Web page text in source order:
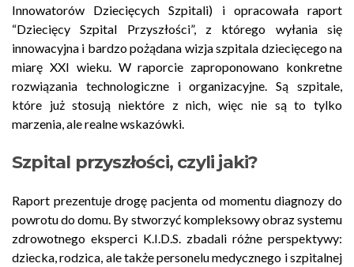
Innowatorów Dziecięcych Szpitali) i opracowała raport
“Dziecięcy Szpital Przyszłości”, z którego wyłania się
innowacyjna i bardzo pożądana wizja szpitala dziecięcego na
miarę XXI wieku. W raporcie zaproponowano konkretne
rozwiązania technologiczne i organizacyjne. Są szpitale,
które już stosują niektóre z nich, więc nie są to tylko
marzenia, ale realne wskazówki.
Szpital przyszłości, czyli jaki?
Raport prezentuje drogę pacjenta od momentu diagnozy do
powrotu do domu. By stworzyć kompleksowy obraz systemu
zdrowotnego eksperci K.I.D.S. zbadali różne perspektywy:
dziecka, rodzica, ale także personelu medycznego i szpitalnej